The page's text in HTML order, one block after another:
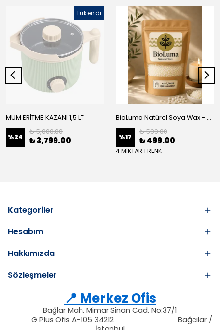
Tükendi
MUM ERİTME KAZANI 1,5 LT
%24
₺ 5,000.00
₺ 3,799.00
BioLuma Natürel Soya Wax - Kap İçi Mum
%17
₺ 599.00
₺ 499.00
4 MİKTAR 1 RENK
Kategoriler
Hesabım
Hakkımızda
Sözleşmeler
📍 Merkez Ofis
Bağlar Mah. Mimar Sinan Cad. No:37/1
G Plus Ofis A-105 34212
Bağcılar /